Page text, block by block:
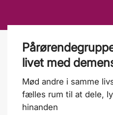
livet med
Mød andre i samme
fælles rum til at dele,
hinanden